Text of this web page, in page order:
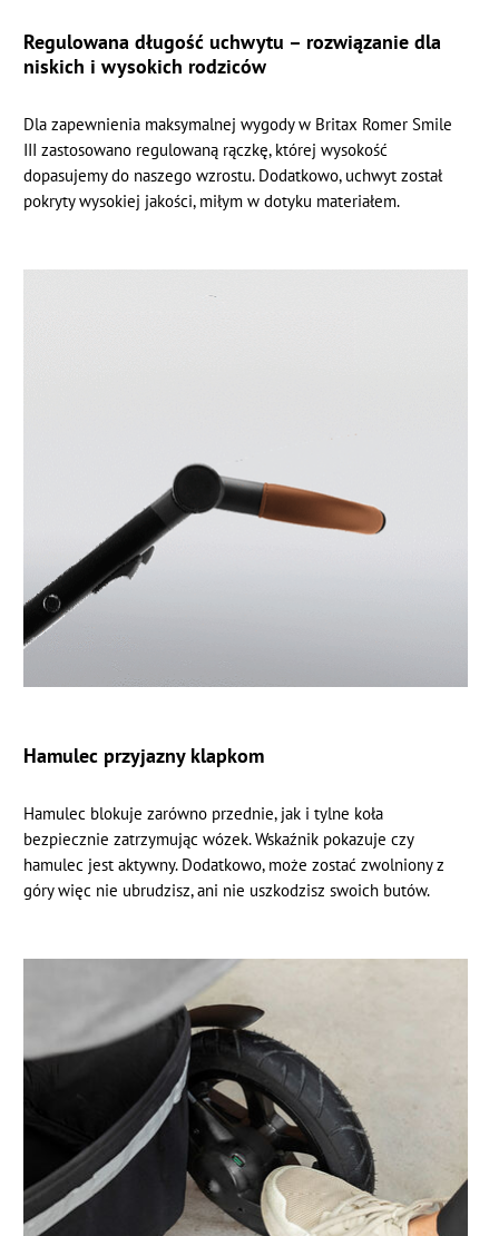
Regulowana długość uchwytu – rozwiązanie dla
niskich i wysokich rodziców
Dla zapewnienia maksymalnej wygody w Britax Romer Smile
III zastosowano regulowaną rączkę, której wysokość
dopasujemy do naszego wzrostu. Dodatkowo, uchwyt został
pokryty wysokiej jakości, miłym w dotyku materiałem.
Hamulec przyjazny klapkom
Hamulec blokuje zarówno przednie, jak i tylne koła
bezpiecznie zatrzymując wózek. Wskaźnik pokazuje czy
hamulec jest aktywny. Dodatkowo, może zostać zwolniony z
góry więc nie ubrudzisz, ani nie uszkodzisz swoich butów.